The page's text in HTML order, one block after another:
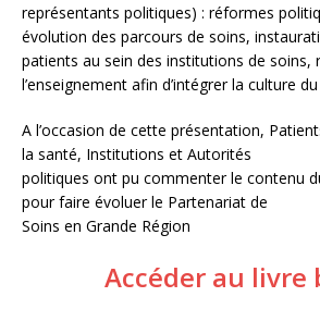
représentants politiques) : réformes
évolution des parcours de soins,
patients au sein des institutions de soins,
l’enseignement afin d’intégrer la culture
A l’occasion de cette présentation,
la santé, Institutions et Autorités
politiques ont pu commenter le contenu
pour faire évoluer le Partenariat de
Soins en Grande Région
Accéder au livre